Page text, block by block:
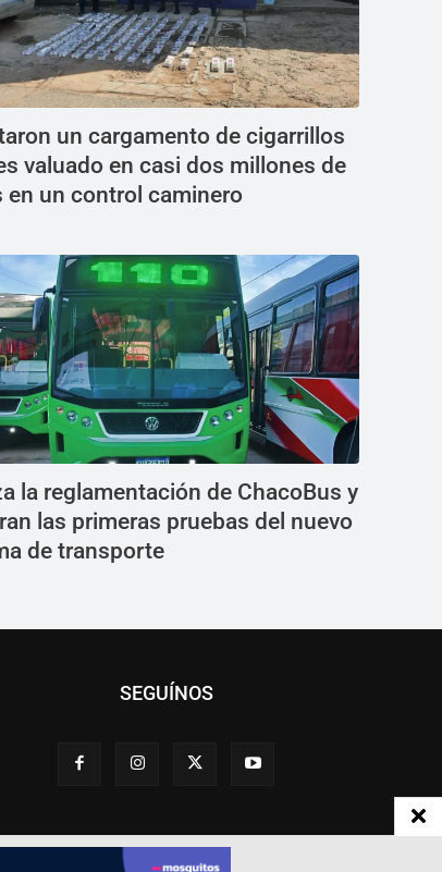
un cargamento de cigarrillos
valuado en casi dos millones de
en un control caminero
la reglamentación de ChacoBus y
las primeras pruebas del nuevo
de transporte
SEGUÍNOS